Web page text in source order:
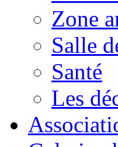
Zone
Salle
Santé
Les